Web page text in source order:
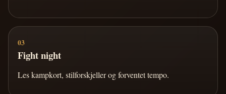
03
Fight night
Les kampkort, stilforskjeller og forventet tempo.